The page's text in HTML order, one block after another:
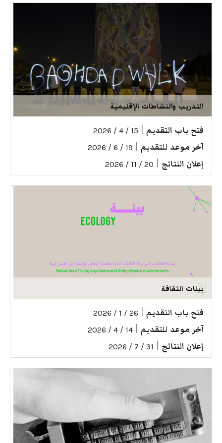
التدريب والنشاطات الإقليمية
فتح باب التقديم 15 / 4 / 2026
آخر موعد للتقديم 19 / 6 / 2026
إعلان النتائج 20 / 11 / 2026
بيئات الثقافة
فتح باب التقديم 26 / 1 / 2026
آخر موعد للتقديم 14 / 4 / 2026
إعلان النتائج 31 / 7 / 2026